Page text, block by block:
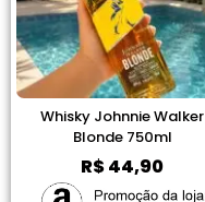
Whisky Johnnie Walker
Blonde 750ml
R$44,90